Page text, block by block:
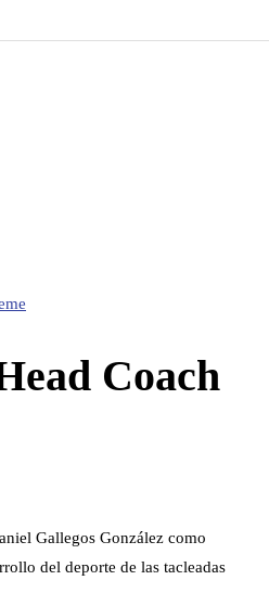
Coach
Gallegos González como
del deporte de las tacleadas